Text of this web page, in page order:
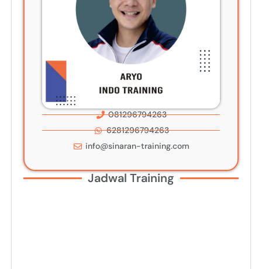
081296794263
6281296794263
info@sinaran-training.com
Jadwal Training